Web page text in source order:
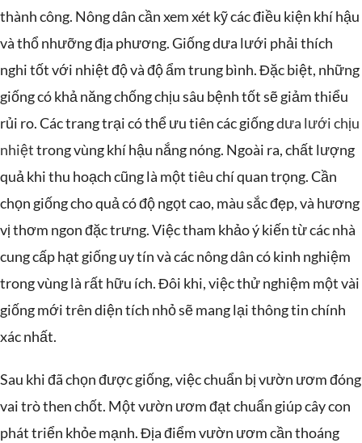
thành công. Nông dân cần xem xét kỹ các điều kiện khí hậu
và thổ nhưỡng địa phương. Giống dưa lưới phải thích
nghi tốt với nhiệt độ và độ ẩm trung bình. Đặc biệt, những
giống có khả năng chống chịu sâu bệnh tốt sẽ giảm thiểu
rủi ro. Các trang trại có thể ưu tiên các giốngdưa lưới chịu
nhiệttrong vùng khí hậu nắng nóng. Ngoài ra, chất lượng
quả khi thu hoạch cũng là một tiêu chí quan trọng. Cần
chọn giống cho quả có độ ngọt cao, màu sắc đẹp, và hương
vị thơm ngon đặc trưng. Việc tham khảo ý kiến từ các nhà
cung cấp hạt giống uy tín và các nông dân có kinh nghiệm
trong vùng là rất hữu ích. Đôi khi, việc thử nghiệm một vài
giống mới trên diện tích nhỏ sẽ mang lại thông tin chính
xác nhất.
Sau khi đã chọn được giống, việc chuẩn bị vườn ươm đóng
vai trò then chốt. Một vườn ươm đạt chuẩn giúp cây con
phát triển khỏe mạnh. Địa điểm vườn ươm cần thoáng